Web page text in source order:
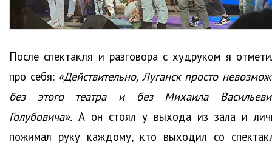
После спектакля и разговора с худруком я
про себя: «Действительно, Луганск просто
без этого театра и без Михаила
Голубовича». А он стоял у выхода из зала и
пожимал руку каждому, кто выходил со